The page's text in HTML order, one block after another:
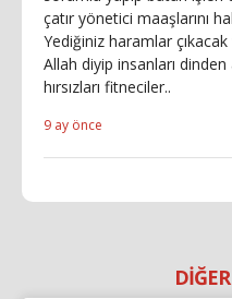
çatır yönetici maaşlarını
Yediğiniz haramlar
Allah diyip insanları
hırsızları fitneciler..
9 ay önce